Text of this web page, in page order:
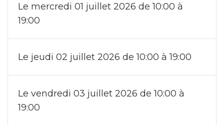
Le mercredi 01 juillet 2026 de 10:00 à
19:00
Le jeudi 02 juillet 2026 de 10:00 à 19:00
Le vendredi 03 juillet 2026 de 10:00 à
19:00